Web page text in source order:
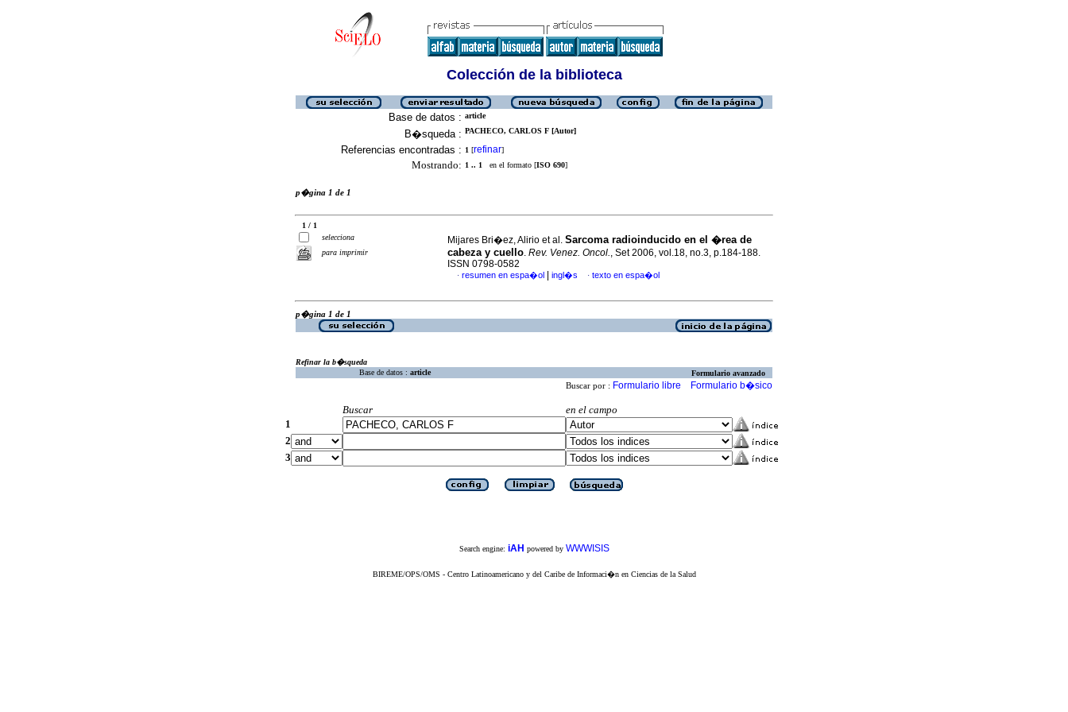
Colección de la biblioteca
Base de datos : article
B�squeda : PACHECO, CARLOS F [Autor]
Referencias encontradas : 1 [refinar]
Mostrando: 1 .. 1 en el formato [ISO 690]
p�gina 1 de 1
1 / 1
selecciona
para imprimir
Mijares Bri�ez, Alirio et al. Sarcoma radioinducido en el �rea de
cabeza y cuello. Rev. Venez. Oncol., Set 2006, vol.18, no.3, p.184-188.
ISSN 0798-0582
· resumen en espa�ol ingl�s · texto en espa�ol
p�gina 1 de 1
Refinar la b�squeda
Base de datos : article Formulario avanzado
Buscar por : Formulario libre Formulario b�sico
Buscar
en el campo
1
2
3
Search engine: iAH powered by WWWISIS
BIREME/OPS/OMS - Centro Latinoamericano y del Caribe de Informaci�n en Ciencias de la Salud